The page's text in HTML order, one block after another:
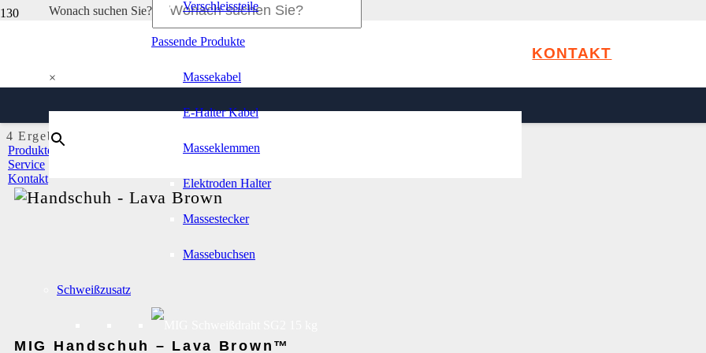
Wonach suchen Sie?
×
KONTAKT
Verschleissteile
Passende Produkte
Massekabel
E-Halter Kabel
Masseklemmen
Elektroden Halter
Massestecker
Massebuchsen
Schweißzusatz
Produkte
Service
Kontakt
4 Ergebnisse in der Kategorie
MIG Handschuh – Lava Brown™